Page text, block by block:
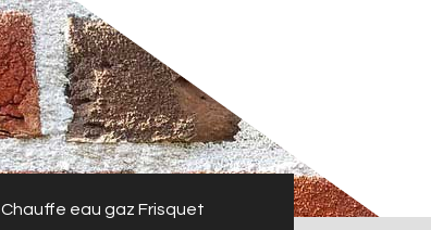
Chauffe eau gaz Frisquet